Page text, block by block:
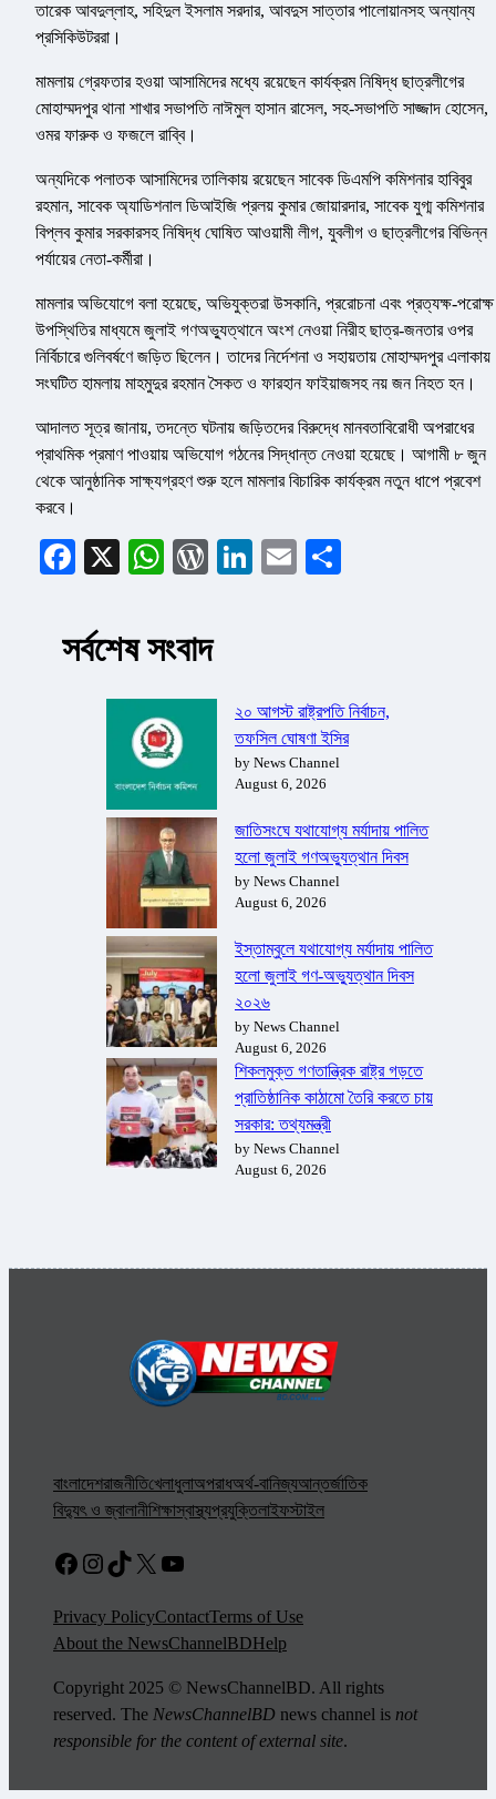
তারেক আবদুল্লাহ, সহিদুল ইসলাম সরদার, আবদুস সাত্তার পালোয়ানসহ অন্যান্য
প্রসিকিউটররা।
মামলায় গ্রেফতার হওয়া আসামিদের মধ্যে রয়েছেন কার্যক্রম নিষিদ্ধ ছাত্রলীগের
মোহাম্মদপুর থানা শাখার সভাপতি নাঈমুল হাসান রাসেল, সহ-সভাপতি সাজ্জাদ হোসেন,
ওমর ফারুক ও ফজলে রাব্বি।
অন্যদিকে পলাতক আসামিদের তালিকায় রয়েছেন সাবেক ডিএমপি কমিশনার হাবিবুর
রহমান, সাবেক অ্যাডিশনাল ডিআইজি প্রলয় কুমার জোয়ারদার, সাবেক যুগ্ম কমিশনার
বিপ্লব কুমার সরকারসহ নিষিদ্ধ ঘোষিত আওয়ামী লীগ, যুবলীগ ও ছাত্রলীগের বিভিন্ন
পর্যায়ের নেতা-কর্মীরা।
মামলার অভিযোগে বলা হয়েছে, অভিযুক্তরা উসকানি, প্ররোচনা এবং প্রত্যক্ষ-পরোক্ষ
উপস্থিতির মাধ্যমে জুলাই গণঅভ্যুত্থানে অংশ নেওয়া নিরীহ ছাত্র-জনতার ওপর
নির্বিচারে গুলিবর্ষণে জড়িত ছিলেন। তাদের নির্দেশনা ও সহায়তায় মোহাম্মদপুর এলাকায়
সংঘটিত হামলায় মাহমুদুর রহমান সৈকত ও ফারহান ফাইয়াজসহ নয় জন নিহত হন।
আদালত সূত্র জানায়, তদন্তে ঘটনায় জড়িতদের বিরুদ্ধে মানবতাবিরোধী অপরাধের
প্রাথমিক প্রমাণ পাওয়ায় অভিযোগ গঠনের সিদ্ধান্ত নেওয়া হয়েছে। আগামী ৮ জুন
থেকে আনুষ্ঠানিক সাক্ষ্যগ্রহণ শুরু হলে মামলার বিচারিক কার্যক্রম নতুন ধাপে প্রবেশ
করবে।
Facebook
X WhatsApp
WordPress
LinkedIn
Email
সর্বশেষ সংবাদ
২০ আগস্ট রাষ্ট্রপতি নির্বাচন,
তফসিল ঘোষণা ইসির
by News Channel
August 6, 2026
জাতিসংঘে যথাযোগ্য মর্যাদায় পালিত
হলো জুলাই গণঅভ্যুত্থান দিবস
by News Channel
August 6, 2026
ইস্তাম্বুলে যথাযোগ্য মর্যাদায় পালিত
হলো জুলাই গণ-অভ্যুত্থান দিবস
২০২৬
by News Channel
August 6, 2026
শিকলমুক্ত গণতান্ত্রিক রাষ্ট্র গড়তে
প্রাতিষ্ঠানিক কাঠামো তৈরি করতে চায়
সরকার: তথ্যমন্ত্রী
by News Channel
August 6, 2026
বাংলাদেশরাজনীতিখেলাধুলাঅপরাধঅর্থ-বানিজ্যআন্তর্জাতিক
বিদ্যুৎ ও জ্বালানীশিক্ষাস্বাস্থ্যপ্রযুক্তিলাইফস্টাইল
Facebook
Instagram
TikTok
X YouTube
Privacy PolicyContactTerms of Use
About the NewsChannelBDHelp
Copyright 2025 © NewsChannelBD. All rights
reserved. The NewsChannelBD news channel is not
responsible for the content of external site.